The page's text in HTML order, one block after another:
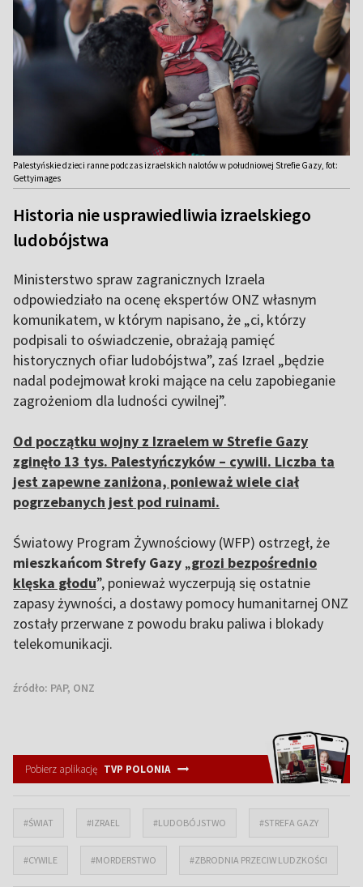
Palestyńskie dzieci ranne podczas izraelskich nalotów w południowej Strefie Gazy, fot:
Gettyimages
Historia nie usprawiedliwia izraelskiego
ludobójstwa
Ministerstwo spraw zagranicznych Izraela
odpowiedziało na ocenę ekspertów ONZ własnym
komunikatem, w którym napisano, że „ci, którzy
podpisali to oświadczenie, obrażają pamięć
historycznych ofiar ludobójstwa”, zaś Izrael „będzie
nadal podejmował kroki mające na celu zapobieganie
zagrożeniom dla ludności cywilnej”.
Od początku wojny z Izraelem w Strefie Gazy
zginęło 13 tys. Palestyńczyków – cywili. Liczba ta
jest zapewne zaniżona, ponieważ wiele ciał
pogrzebanych jest pod ruinami.
Światowy Program Żywnościowy (WFP) ostrzegł, że
mieszkańcom Strefy Gazy „grozi bezpośrednio
klęska głodu”, ponieważ wyczerpują się ostatnie
zapasy żywności, a dostawy pomocy humanitarnej ONZ
zostały przerwane z powodu braku paliwa i blokady
telekomunikacji.
źródło: PAP, ONZ
Pobierz aplikację TVP POLONIA
#ŚWIAT #IZRAEL #LUDOBÓJSTWO #STREFA GAZY
#CYWILE #MORDERSTWO #ZBRODNIA PRZECIW LUDZKOŚCI